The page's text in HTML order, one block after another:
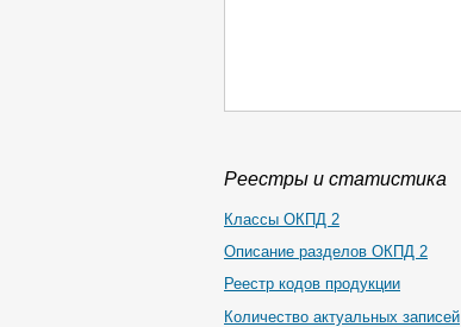
Реестры и статистика
Классы ОКПД 2
Описание разделов ОКПД 2
Реестр кодов продукции
Количество актуальных записей